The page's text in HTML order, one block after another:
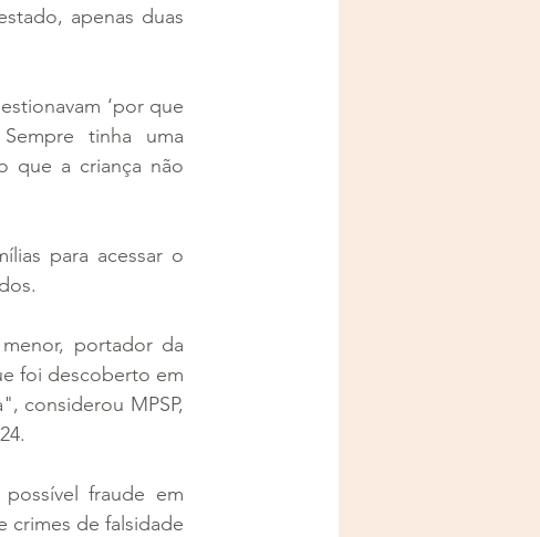
apenas duas
‘por que
tinha uma
que a criança não
para acessar o
portador da
foi descoberto em
considerou MPSP,
fraude em
crimes de falsidade